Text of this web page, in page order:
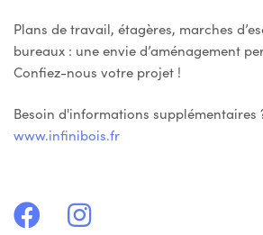
Plans de travail, étagères, marches
bureaux : une envie d’aménagement
Confiez-nous votre projet !
Besoin d'informations supplémentaires
www.infinibois.fr